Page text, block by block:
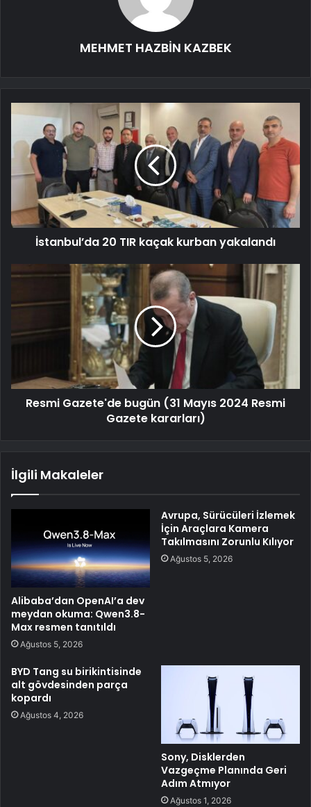
MEHMET HAZBİN KAZBEK
İstanbul’da 20 TIR kaçak kurban yakalandı
Resmi Gazete'de bugün (31 Mayıs 2024 Resmi
Gazete kararları)
İlgili Makaleler
Alibaba’dan OpenAI’a dev
meydan okuma: Qwen3.8-
Max resmen tanıtıldı
Ağustos 5, 2026
Avrupa, Sürücüleri İzlemek
İçin Araçlara Kamera
Takılmasını Zorunlu Kılıyor
Ağustos 5, 2026
BYD Tang su birikintisinde
alt gövdesinden parça
kopardı
Ağustos 4, 2026
Sony, Disklerden
Vazgeçme Planında Geri
Adım Atmıyor
Ağustos 1, 2026